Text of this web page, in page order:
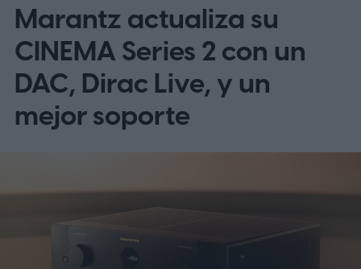
Marantz actualiza su
CINEMA Series 2 con un
DAC, Dirac Live, y un
mejor soporte